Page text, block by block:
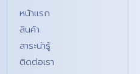
หน้าแรก
สินค้า
สาระน่ารู้
ติดต่อเรา